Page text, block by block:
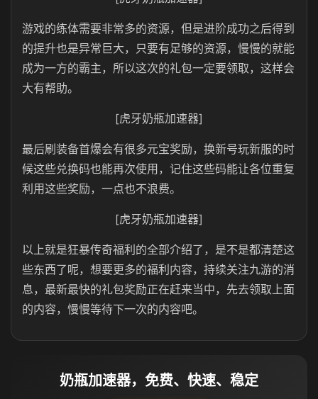
游戏的练体需要非常多的资源，但是进阶成功之后得到
的提升也是异常巨大，只要有足够的资源，慢慢的就能
成为一方的霸主，所以这次的礼包一定要领取，这样会
大有帮助。
[虎牙奶瓶加速器]
最后刷装备首爆会有很多元宝奖励，换新号玩新服的时
候这些兑换码也能再次使用，记住这些码能让各位重复
利用这些奖励，一点也不浪费。
[虎牙奶瓶加速器]
以上就是狂暴传奇福利的全部介绍了，是不是都清楚这
些东西了呢，想要更多的福利内容，持续关注九游的消
息，最新最快的礼包奖励正在赶来当中，先去领取上面
的内容，慢慢等待下一次的内容吧。
奶瓶加速器，免费、快速、稳定